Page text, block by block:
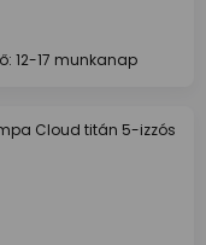
12-17 munkanap
Cloud titán 5-izzós